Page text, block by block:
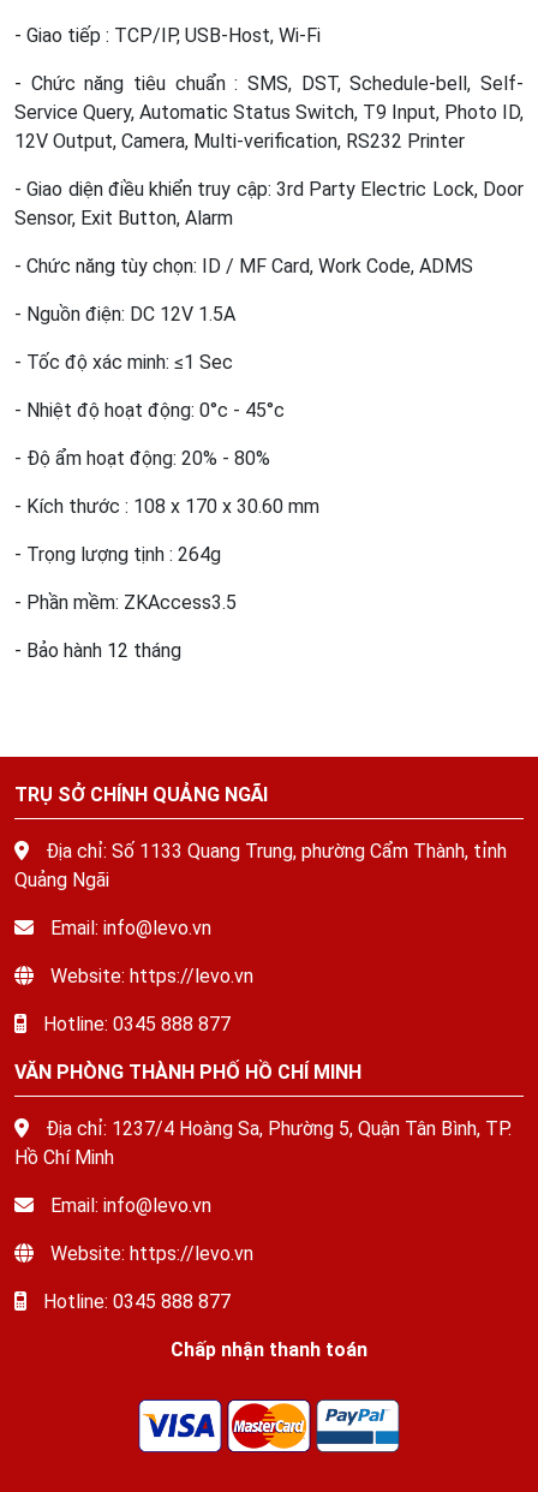
- Giao tiếp : TCP/IP, USB-Host, Wi-Fi
- Chức năng tiêu chuẩn : SMS, DST, Schedule-bell, Self-
Service Query, Automatic Status Switch, T9 Input, Photo ID,
12V Output, Camera, Multi-verification, RS232 Printer
- Giao diện điều khiển truy cập: 3rd Party Electric Lock, Door
Sensor, Exit Button, Alarm
- Chức năng tùy chọn: ID / MF Card, Work Code, ADMS
- Nguồn điện: DC 12V 1.5A
- Tốc độ xác minh: ≤1 Sec
- Nhiệt độ hoạt động: 0°c - 45°c
- Độ ẩm hoạt động: 20% - 80%
- Kích thước : 108 x 170 x 30.60 mm
- Trọng lượng tịnh : 264g
- Phần mềm: ZKAccess3.5
- Bảo hành 12 tháng
TRỤ SỞ CHÍNH QUẢNG NGÃI
Địa chỉ: Số 1133 Quang Trung, phường Cẩm Thành, tỉnh
Quảng Ngãi
Email: info@levo.vn
Website: https://levo.vn
Hotline: 0345 888 877
VĂN PHÒNG THÀNH PHỐ HỒ CHÍ MINH
Địa chỉ: 1237/4 Hoàng Sa, Phường 5, Quận Tân Bình, TP.
Hồ Chí Minh
Email: info@levo.vn
Website: https://levo.vn
Hotline: 0345 888 877
Chấp nhận thanh toán